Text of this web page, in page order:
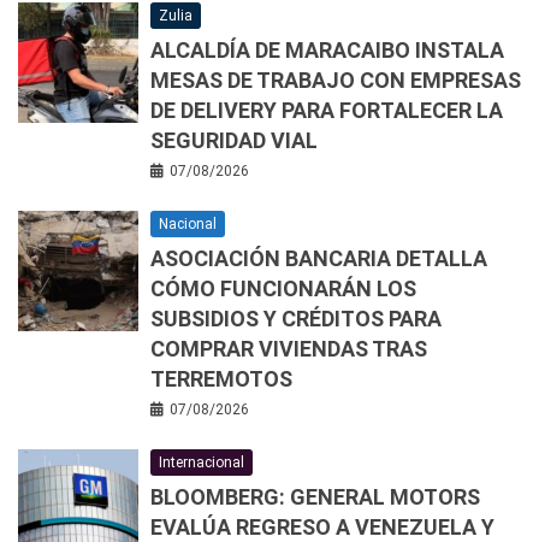
Zulia
ALCALDÍA DE MARACAIBO INSTALA
MESAS DE TRABAJO CON EMPRESAS
DE DELIVERY PARA FORTALECER LA
SEGURIDAD VIAL
07/08/2026
Nacional
ASOCIACIÓN BANCARIA DETALLA
CÓMO FUNCIONARÁN LOS
SUBSIDIOS Y CRÉDITOS PARA
COMPRAR VIVIENDAS TRAS
TERREMOTOS
07/08/2026
Internacional
BLOOMBERG: GENERAL MOTORS
EVALÚA REGRESO A VENEZUELA Y